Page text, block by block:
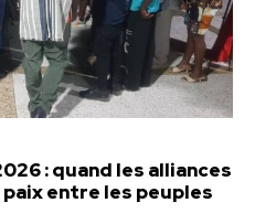
: quand les alliances
entre les peuples